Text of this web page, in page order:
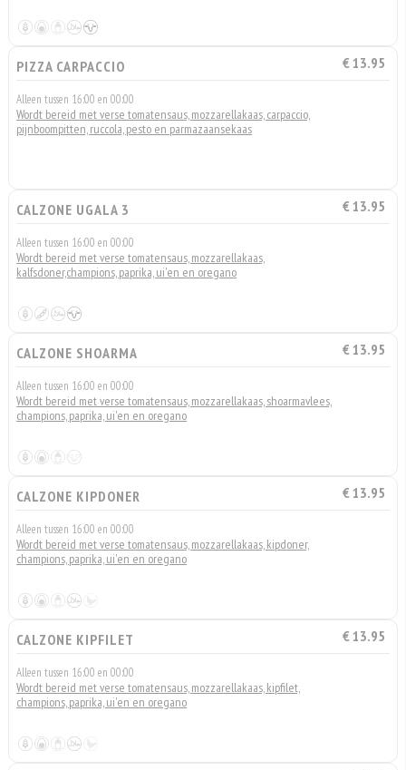
PIZZA CARPACCIO € 13.95
Alleen tussen 16:00 en 00:00
Wordt bereid met verse tomatensaus, mozzarellakaas, carpaccio,
pijnboompitten, ruccola, pesto en parmazaansekaas
CALZONE UGALA 3 € 13.95
Alleen tussen 16:00 en 00:00
Wordt bereid met verse tomatensaus, mozzarellakaas,
kalfsdoner,champions, paprika, ui'en en oregano
CALZONE SHOARMA € 13.95
Alleen tussen 16:00 en 00:00
Wordt bereid met verse tomatensaus, mozzarellakaas, shoarmavlees,
champions, paprika, ui'en en oregano
CALZONE KIPDONER € 13.95
Alleen tussen 16:00 en 00:00
Wordt bereid met verse tomatensaus, mozzarellakaas, kipdoner,
champions, paprika, ui'en en oregano
CALZONE KIPFILET € 13.95
Alleen tussen 16:00 en 00:00
Wordt bereid met verse tomatensaus, mozzarellakaas, kipfilet,
champions, paprika, ui'en en oregano